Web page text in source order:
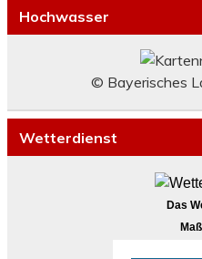
Hochwasser
© Bayerisches
Wetterdienst
Das